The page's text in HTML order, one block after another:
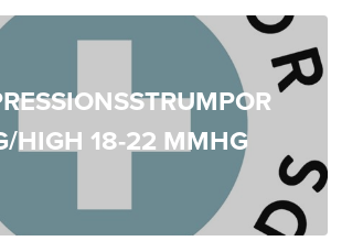
HIGH 18-22 MMHG